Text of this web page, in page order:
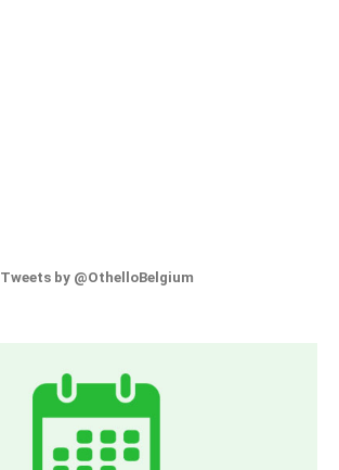
Tweets by @OthelloBelgium